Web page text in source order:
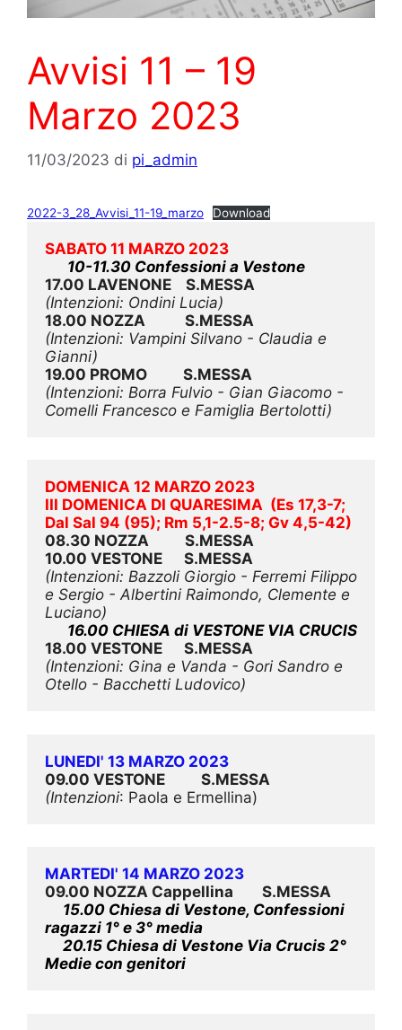
Avvisi 11 – 19
Marzo 2023
11/03/2023 di pi_admin
2022-3_28_Avvisi_11-19_marzo Download
SABATO 11 MARZO 2023
10-11.30 Confessioni a Vestone
17.00 LAVENONE    S.MESSA
(Intenzioni: Ondini Lucia)
18.00 NOZZA           S.MESSA
(Intenzioni: Vampini Silvano - Claudia e
Gianni)
19.00 PROMO          S.MESSA
(Intenzioni: Borra Fulvio - Gian Giacomo -
Comelli Francesco e Famiglia Bertolotti)
DOMENICA 12 MARZO 2023
III DOMENICA DI QUARESIMA  (Es 17,3-7;
Dal Sal 94 (95); Rm 5,1-2.5-8; Gv 4,5-42)
08.30 NOZZA          S.MESSA
10.00 VESTONE      S.MESSA
(Intenzioni: Bazzoli Giorgio - Ferremi Filippo
e Sergio - Albertini Raimondo, Clemente e
Luciano)
16.00 CHIESA di VESTONE VIA CRUCIS
18.00 VESTONE      S.MESSA
(Intenzioni: Gina e Vanda - Gori Sandro e
Otello - Bacchetti Ludovico)
LUNEDI' 13 MARZO 2023
09.00 VESTONE          S.MESSA
(Intenzioni: Paola e Ermellina)
MARTEDI' 14 MARZO 2023
09.00 NOZZA Cappellina S.MESSA
15.00 Chiesa di Vestone, Confessioni
ragazzi 1° e 3° media
20.15 Chiesa di Vestone Via Crucis 2°
Medie con genitori